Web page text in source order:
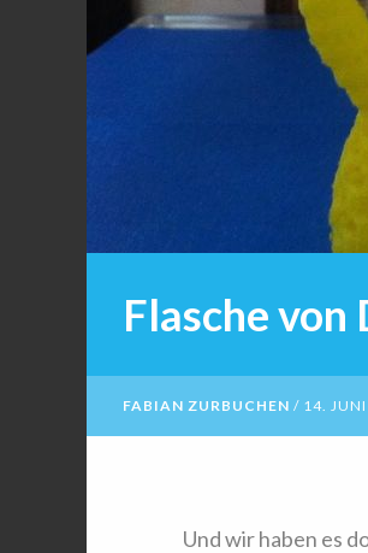
Flasche
FABIAN ZURBUCHEN / 14.
Und wir haben es